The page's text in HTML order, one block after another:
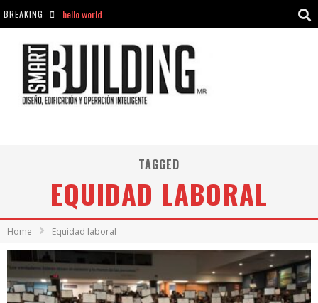
BREAKING hello world
hello world
TAGGED
EQUIDAD LABORAL
Home Equidad laboral